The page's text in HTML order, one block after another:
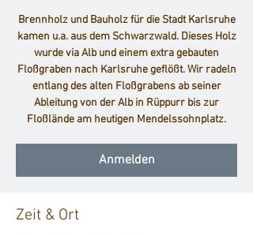
Brennholz und Bauholz für die Stadt Karlsruhe
kamen u.a. aus dem Schwarzwald. Dieses Holz
wurde via Alb und einem extra gebauten
Floßgraben nach Karlsruhe geflößt. Wir radeln
entlang des alten Floßgrabens ab seiner
Ableitung von der Alb in Rüppurr bis zur
Floßlände am heutigen Mendelssohnplatz.
Anmelden
Zeit & Ort